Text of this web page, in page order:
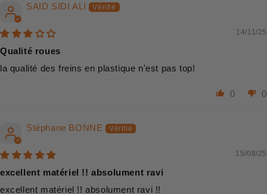
SAID SIDI ALI
14/11/25
Qualité roues
la qualité des freins en plastique n'est pas top!
0 0
Stéphane BONNE
15/08/25
excellent matériel !! absolument ravi
excellent matériel !! absolument ravi !!